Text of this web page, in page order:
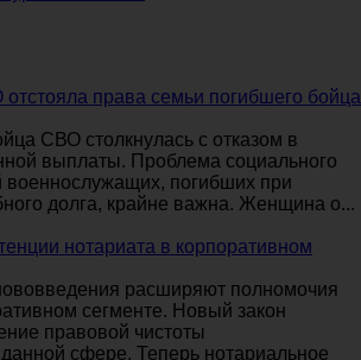
права семьи погибшего бойца
СВО столкнулась с отказом в
выплаты. Проблема социального
военнослужащих, погибших при
долга, крайне важна. Женщина о...
нотариата в корпоративном
расширяют полномочия
сегменте. Новый закон
правовой чистоты
сфере. Теперь нотариальное